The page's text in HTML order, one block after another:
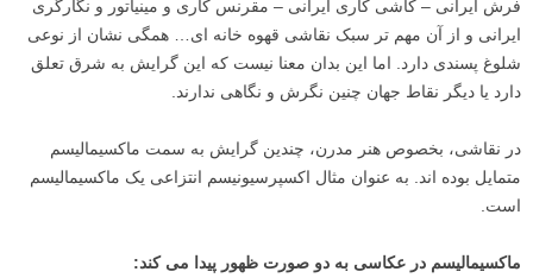
فرش ایرانی – کاشی کاری ایرانی – مقرنس کاری و مینیاتور و نگارگری
ایرانی و از آن مهم تر سبک نقاشی قهوه خانه ای… همگی نشان از نوعی
شلوغ پسندی دارد. اما این بدان معنا نیست که این گرایش به شرق تعلق
دارد یا دیگر نقاط جهان چنین نگرش و نگاهی ندارند.
در نقاشی، بخصوص هنر مدرن، چندین گرایش به سمت ماکسیمالیسم
متمایل بوده اند. به عنوان مثال اکسپرسیونیسم انتزاعی یک ماکسیمالیسم
است.
ماکسیمالیسم در عکاسی به دو صورت ظهور پیدا می کند: